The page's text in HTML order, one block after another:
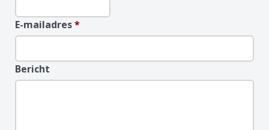
E-mailadres*
Bericht